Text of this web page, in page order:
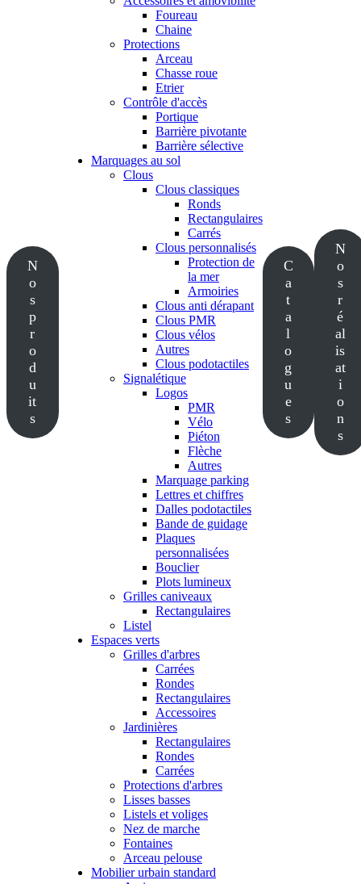
N
o
s
p
r
o
d
u
it
s
Foureau
Chaine
Protections
Arceau
Chasse roue
Etrier
Contrôle d'accès
Portique
Barrière pivotante
Barrière sélective
Marquages au sol
Clous
Clous classiques
Ronds
Rectangulaires
Carrés
Clous personnalisés
Protection de
la mer
Armoiries
Clous anti dérapant
Clous PMR
Clous vélos
Autres
Clous podotactiles
Signalétique
Logos
PMR
Vélo
Piéton
Flèche
Autres
Marquage parking
Lettres et chiffres
Dalles podotactiles
Bande de guidage
Plaques
personnalisées
Bouclier
Plots lumineux
Grilles caniveaux
Rectangulaires
Listel
Espaces verts
Grilles d'arbres
Carrées
Rondes
Rectangulaires
Accessoires
Jardinières
Rectangulaires
Rondes
Carrées
Protections d'arbres
Lisses basses
Listels et voliges
Nez de marche
Fontaines
Arceau pelouse
Mobilier urbain standard
C
a
t
a
l
o
g
u
e
s
N
o
s
r
é
al
is
at
i
o
n
s